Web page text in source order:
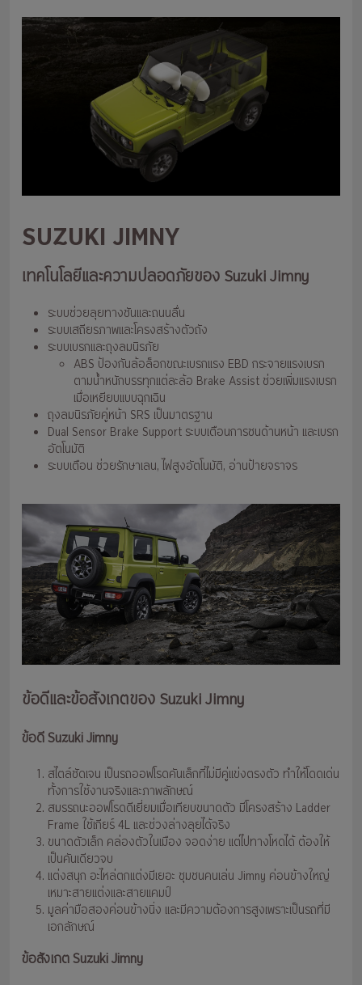
SUZUKI JIMNY
เทคโนโลยีและความปลอดภัยของ Suzuki Jimny
ระบบช่วยลุยทางชันและถนนลื่น
ระบบเสถียรภาพและโครงสร้างตัวถัง
ระบบเบรกและถุงลมนิรภัย
ABS ป้องกันล้อล็อกขณะเบรกแรง EBD กระจายแรงเบรก
ตามน้ำหนักบรรทุกแต่ละล้อ Brake Assist ช่วยเพิ่มแรงเบรก
เมื่อเหยียบแบบฉุกเฉิน
ถุงลมนิรภัยคู่หน้า SRS เป็นมาตรฐาน
Dual Sensor Brake Support ระบบเตือนการชนด้านหน้า และเบรก
อัตโนมัติ
ระบบเตือน ช่วยรักษาเลน, ไฟสูงอัตโนมัติ, อ่านป้ายจราจร
ข้อดีและข้อสังเกตของ Suzuki Jimny
ข้อดี Suzuki Jimny
สไตล์ชัดเจน เป็นรถออฟโรดคันเล็กที่ไม่มีคู่แข่งตรงตัว ทำให้โดดเด่น
ทั้งการใช้งานจริงและภาพลักษณ์
สมรรถนะออฟโรดดีเยี่ยมเมื่อเทียบขนาดตัว มีโครงสร้าง Ladder
Frame ใช้เกียร์ 4L และช่วงล่างลุยได้จริง
ขนาดตัวเล็ก คล่องตัวในเมือง จอดง่าย แต่ไปทางโหดได้ ต้องให้
เป็นคันเดียวจบ
แต่งสนุก อะไหล่ตกแต่งมีเยอะ ชุมชนคนเล่น Jimny ค่อนข้างใหญ่
เหมาะสายแต่งและสายแคมป์
มูลค่ามือสองค่อนข้างนิ่ง และมีความต้องการสูงเพราะเป็นรถที่มี
เอกลักษณ์
ข้อสังเกต Suzuki Jimny